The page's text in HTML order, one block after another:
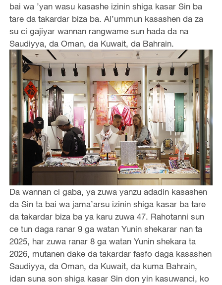
bai wa ’yan wasu kasashe izinin shiga kasar Sin ba
tare da takardar biza ba. Al’ummun kasashen da za
su ci gajiyar wannan rangwame sun hada da na
Saudiyya, da Oman, da Kuwait, da Bahrain.
Da wannan ci gaba, ya zuwa yanzu adadin kasashen
da Sin ta bai wa jama’arsu izinin shiga kasar ba tare
da takardar biza ba ya karu zuwa 47. Rahotanni sun
ce tun daga ranar 9 ga watan Yunin shekarar nan ta
2025, har zuwa ranar 8 ga watan Yunin shekara ta
2026, mutanen dake da takardar fasfo daga kasashen
Saudiyya, da Oman, da Kuwait, da kuma Bahrain,
idan suna son shiga kasar Sin don yin kasuwanci, ko